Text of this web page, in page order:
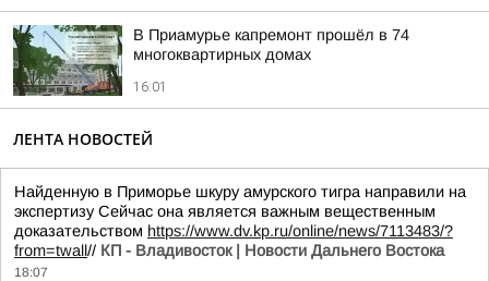
В Приамурье капремонт прошёл в 74
многоквартирных домах
16:01
ЛЕНТА НОВОСТЕЙ
Найденную в Приморье шкуру амурского тигра направили на
экспертизу Сейчас она является важным вещественным
доказательством https://www.dv.kp.ru/online/news/7113483/?
from=twall// КП - Владивосток | Новости Дальнего Востока
18:07